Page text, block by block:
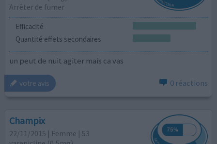
Arrêter de fumer
Efficacité
Quantité effets secondaires
un peut de nuit agiter mais ca vas
votre avis 0 réactions
Champix
22/11/2015 | Femme | 53